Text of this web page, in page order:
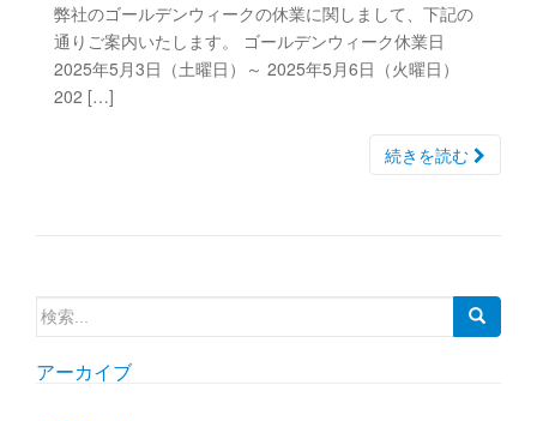
弊社のゴールデンウィークの休業に関しまして、下記の
通りご案内いたします。 ゴールデンウィーク休業日
2025年5月3日（土曜日）～ 2025年5月6日（火曜日）
202 […]
続きを読む
検
アーカイブ